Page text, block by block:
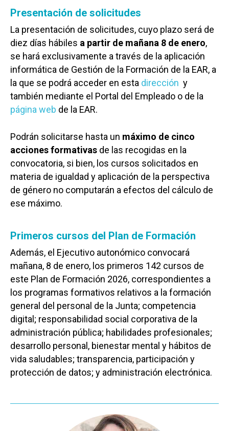
Presentación de solicitudes
La presentación de solicitudes, cuyo plazo será de
diez días hábiles a partir de mañana 8 de enero,
se hará exclusivamente a través de la aplicación
informática de Gestión de la Formación de la EAR, a
la que se podrá acceder en esta dirección y
también mediante el Portal del Empleado o de la
página web de la EAR.
Podrán solicitarse hasta un máximo de cinco
acciones formativas de las recogidas en la
convocatoria, si bien, los cursos solicitados en
materia de igualdad y aplicación de la perspectiva
de género no computarán a efectos del cálculo de
ese máximo.
Primeros cursos del Plan de Formación
Además, el Ejecutivo autonómico convocará
mañana, 8 de enero, los primeros 142 cursos de
este Plan de Formación 2026, correspondientes a
los programas formativos relativos a la formación
general del personal de la Junta; competencia
digital; responsabilidad social corporativa de la
administración pública; habilidades profesionales;
desarrollo personal, bienestar mental y hábitos de
vida saludables; transparencia, participación y
protección de datos; y administración electrónica.